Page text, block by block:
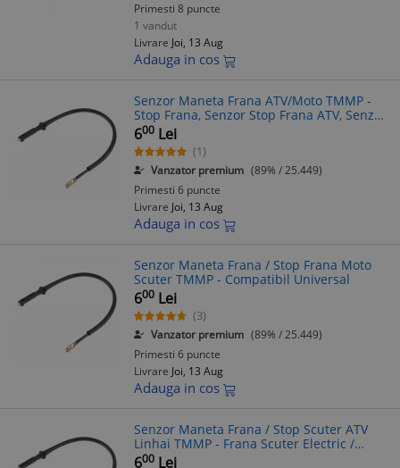
Primesti 8 puncte
1 vandut
Livrare Joi, 13 Aug
Adauga in cos
Senzor Maneta Frana ATV/Moto TMMP -
Stop Frana, Senzor Stop Frana ATV, Senzor
Frana Maneta, Piese ATV
600 Lei
(1)
Vanzator premium (89% / 25.449)
Primesti 6 puncte
Livrare Joi, 13 Aug
Adauga in cos
Senzor Maneta Frana / Stop Frana Moto
Scuter TMMP - Compatibil Universal
600 Lei
(3)
Vanzator premium (89% / 25.449)
Primesti 6 puncte
Livrare Joi, 13 Aug
Adauga in cos
Senzor Maneta Frana / Stop Scuter ATV
Linhai TMMP - Frana Scuter Electric /
Moto
600 Lei